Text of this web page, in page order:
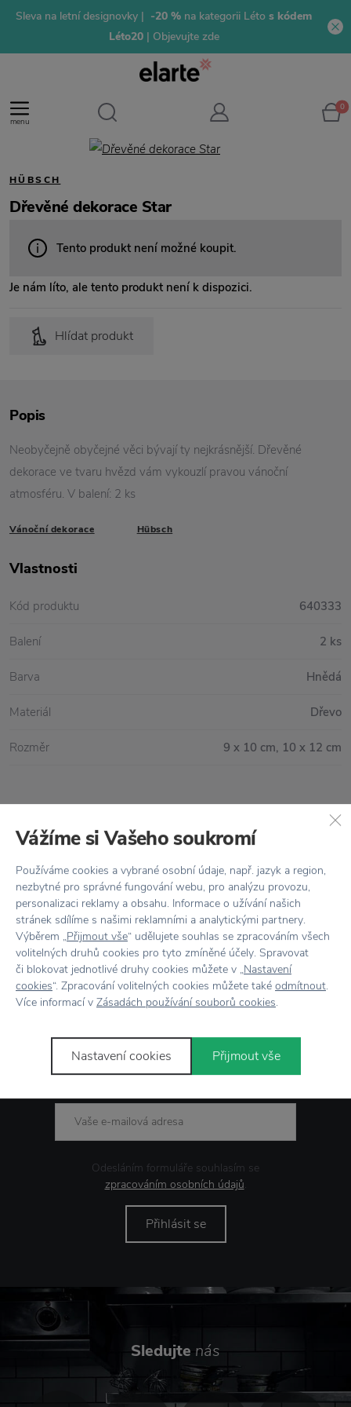
Sleva na letní designovky | -20 % na kategorii Léto s kódem
Léto20 | Objevujte zde
menu
0
HÜBSCH
Dřevěné dekorace Star
Tento produkt není možné koupit.
Je nám líto, ale tento produkt není k dispozici.
Hlídat produkt
Doprava zdarmanad 2 000 Kč
Vrácení zbožído 30 dnů
7500+ produktů na výběr
Showroomve Zlíně
Popis
Neobyčejně obyčejné věci bývají ty nejkrásnější. Dřevěné
dekorace ve tvaru hvězd vám vykouzlí pravou vánoční
atmosféru. V balení: 2 ks
Vánoční dekorace Hübsch
Vlastnosti
Kód produktu 640333
Balení 2 ks
Barva Hnědá
Materiál Dřevo
Rozměr 9 x 10 cm, 10 x 12 cm
Novinky e-mailem
Odesláním formuláře souhlasím se
zpracováním osobních údajů.
Přihlásit se
Sledujte nás
Vážíme si Vašeho soukromí
Používáme cookies a vybrané osobní údaje, např. jazyk a region,
nezbytné pro správné fungování webu, pro analýzu provozu,
personalizaci reklamy a obsahu. Informace o užívání našich
stránek sdílíme s našimi reklamními a analytickými partnery.
Výběrem „Přijmout vše“ udělujete souhlas se zpracováním všech
volitelných druhů cookies pro tyto zmíněné účely. Spravovat
či blokovat jednotlivé druhy cookies můžete v „Nastavení
cookies“. Zpracování volitelných cookies můžete také odmítnout.
Více informací v Zásadách používání souborů cookies.
Nastavení cookies Přijmout vše